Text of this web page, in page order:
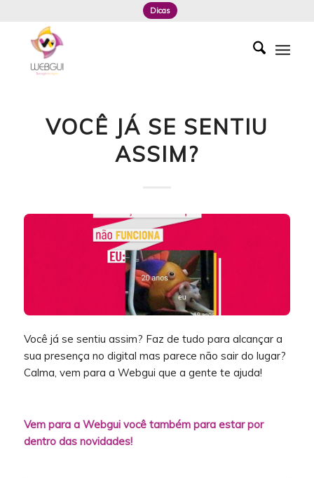
Dicas
VOCÊ JÁ SE SENTIU
ASSIM?
Você já se sentiu assim? Faz de tudo para alcançar a
sua presença no digital mas parece não sair do lugar?
Calma, vem para a Webgui que a gente te ajuda!
Vem para a Webgui você também para estar por
dentro das novidades!